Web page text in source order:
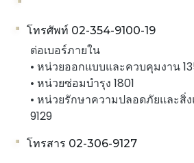
โทรศัพท์ 02-354-9100-19
ต่อเบอร์ภายใน
• หน่วยออกแบบและควบคุมงาน
• หน่วยซ่อมบำรุง 1801
• หน่วยรักษาความปลอดภัยและสิ่ง
9129
โทรสาร 02-306-9127